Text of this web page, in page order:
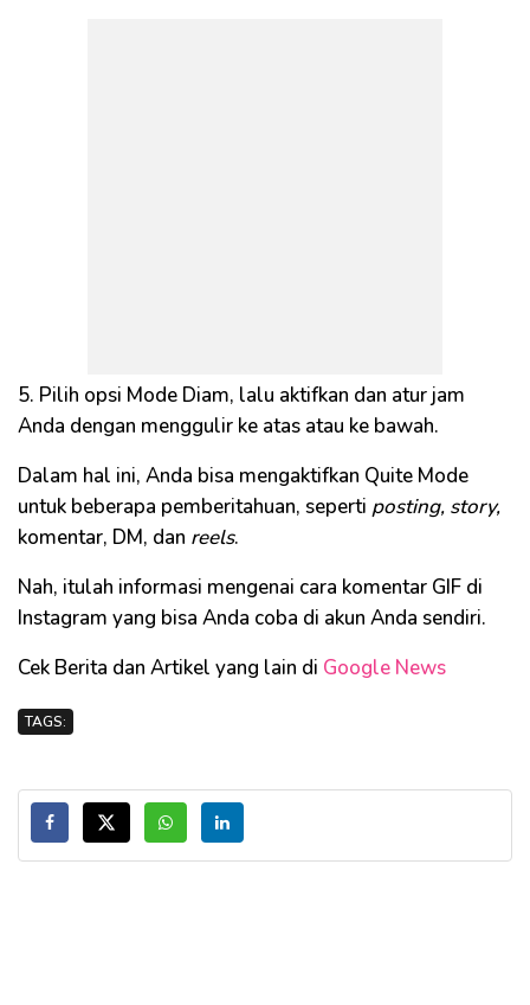
5. Pilih opsi Mode Diam, lalu aktifkan dan atur jam
Anda dengan menggulir ke atas atau ke bawah.
Dalam hal ini, Anda bisa mengaktifkan Quite Mode
untuk beberapa pemberitahuan, seperti posting, story,
komentar, DM, dan reels.
Nah, itulah informasi mengenai cara komentar GIF di
Instagram yang bisa Anda coba di akun Anda sendiri.
Cek Berita dan Artikel yang lain di Google News
TAGS: